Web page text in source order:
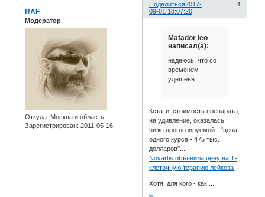
Поделиться 4
2017-
09-01 18:07:20
RAF
Модератор
Откуда: Москва и область
Зарегистрирован: 2011-05-16
Matador leo
написал(а):
надеюсь, что со
временем
удешевят
Кстати, стоимость препарата,
на удивление, оказалась
ниже прогнозируемой - "цена
одного курса - 475 тыс.
долларов"...
Novartis объявила цену на Т-
клеточную терапию лейкоза
Хотя, для кого - как....